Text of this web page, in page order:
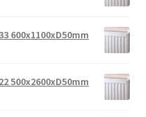
600x1100xD50mm
500x2600xD50mm